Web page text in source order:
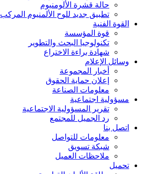
حالة قشرة الألومنيوم
تطبيق جديد للوح الألمنيوم المركب
القوة الفنية
قوة المؤسسة
تكنولوجيا البحث والتطوير
شهادة براءة الاختراع
وسائل الإعلام
أخبار المجموعة
إعلان حماية الحقوق
معلومات الصناعة
مسؤولية اجتماعية
تقرير المسؤولية الاجتماعية
رد الجميل للمجتمع
اتصل بنا
معلومات للتواصل
شبكة تسويق
ملاحظات العميل
تحميل